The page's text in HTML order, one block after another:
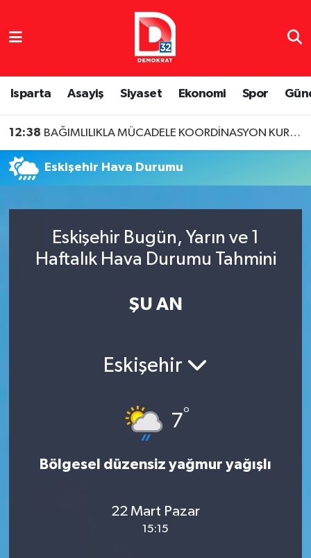
Isparta Asayiş Siyaset Ekonomi Spor
12:38 BAĞIMLILIKLA MÜCADELE KOORDİNASYON KURULU TOPLANDI
Eskişehir Hava Durumu
Eskişehir Bugün, Yarın ve 1
Haftalık Hava Durumu Tahmini
ŞU AN
Eskişehir
7°
Bölgesel düzensiz yağmur yağışlı
22 Mart Pazar
15:15
Isparta Nöbetçi Eczaneler
Isparta Hava Durumu
Isparta Namaz Vakitleri
Tüm Manşetler
Son Dakika Haberleri